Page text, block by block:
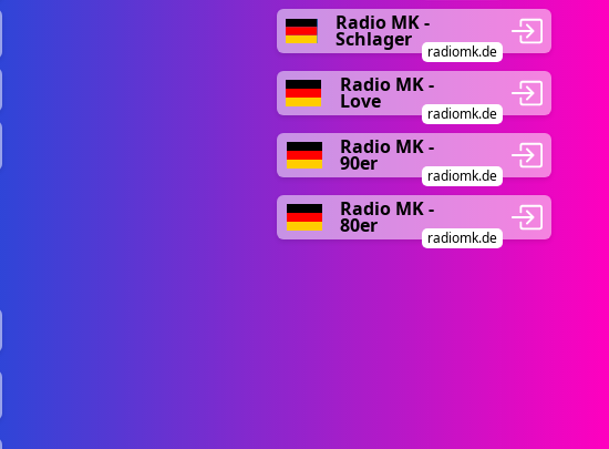
Radio MK -
Schlager
radiomk.de
Radio MK -
Love
radiomk.de
Radio MK -
90er
radiomk.de
Radio MK -
80er
radiomk.de